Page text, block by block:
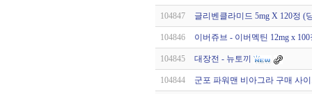
104847 글리벤클라미드 5mg X 120정
104846 이버쥬브 - 이버멕틴 12mg x
104845 대장전 - 뉴토끼
104844 군포 파워맨 비아그라 구매 사